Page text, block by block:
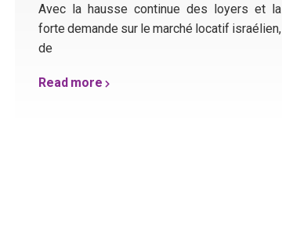
Avec la hausse continue des loyers et la
forte demande sur le marché locatif israélien,
de
Read more